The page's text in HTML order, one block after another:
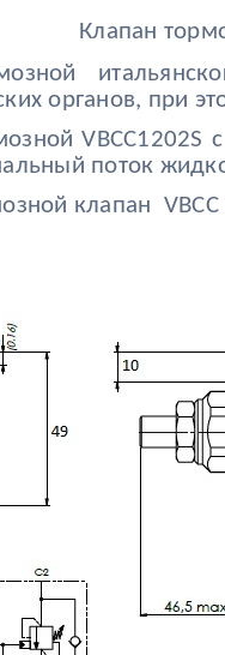
Клапан
органов, при
поток
клапан